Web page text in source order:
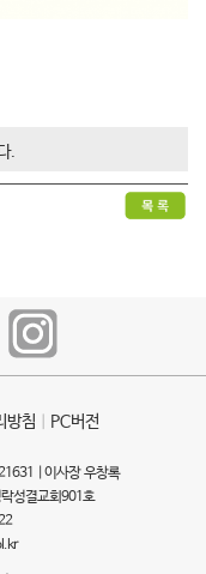
.
방침 PC버전
| 이사장 우창록
성결교회901호